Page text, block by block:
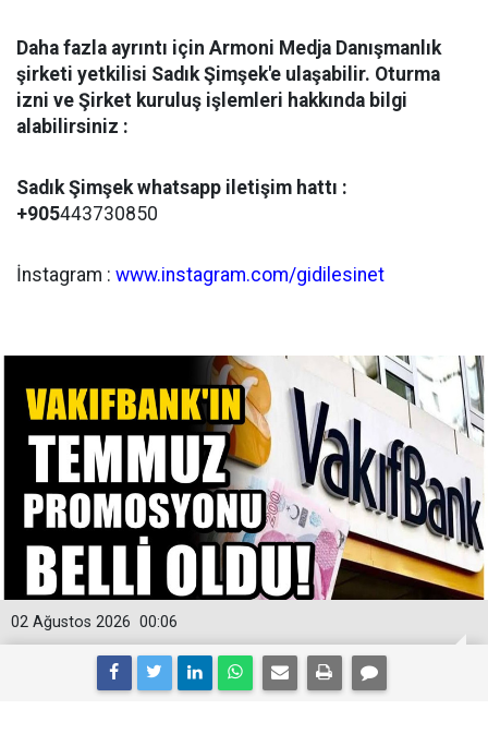
Daha fazla ayrıntı için Armoni Medja Danışmanlık
şirketi yetkilisi Sadık Şimşek'e ulaşabilir. Oturma
izni ve Şirket kuruluş işlemleri hakkında bilgi
alabilirsiniz :
Sadık Şimşek whatsapp iletişim hattı :
+905443730850
İnstagram : www.instagram.com/gidilesinet
00:06
02 Ağustos 2026